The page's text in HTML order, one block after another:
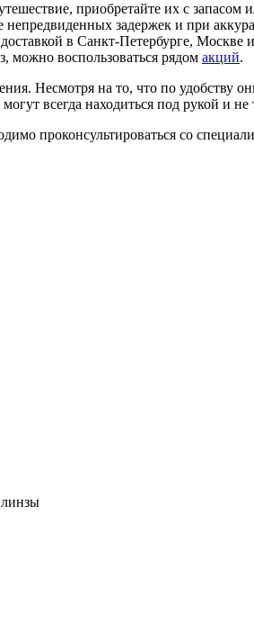
приобретайте их с
непредвиденных задержек и при
в Санкт-Петербурге,
можно воспользоваться рядом акций.
Несмотря на то, что по
всегда находиться под рукой и
проконсультироваться со